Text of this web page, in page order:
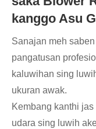
kanggo Asu
Sanajan meh
pangatusan
kaluwihan sing
ukuran awak.
Kembang kanthi
udara sing luwih